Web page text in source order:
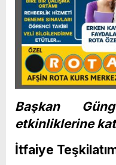
Başkan
etkinliklerine
İtfaiye